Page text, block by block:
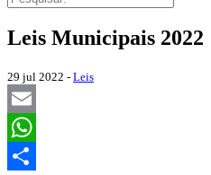
Leis Municipais 2022
29 jul 2022 - Leis
Email
WhatsApp